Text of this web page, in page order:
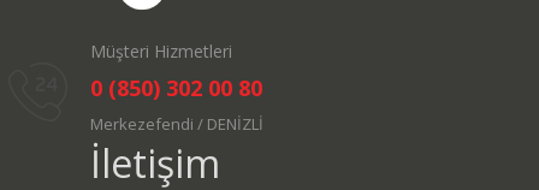
Müşteri Hizmetleri
0 (850) 302 00 80
Merkezefendi / DENİZLİ
İletişim